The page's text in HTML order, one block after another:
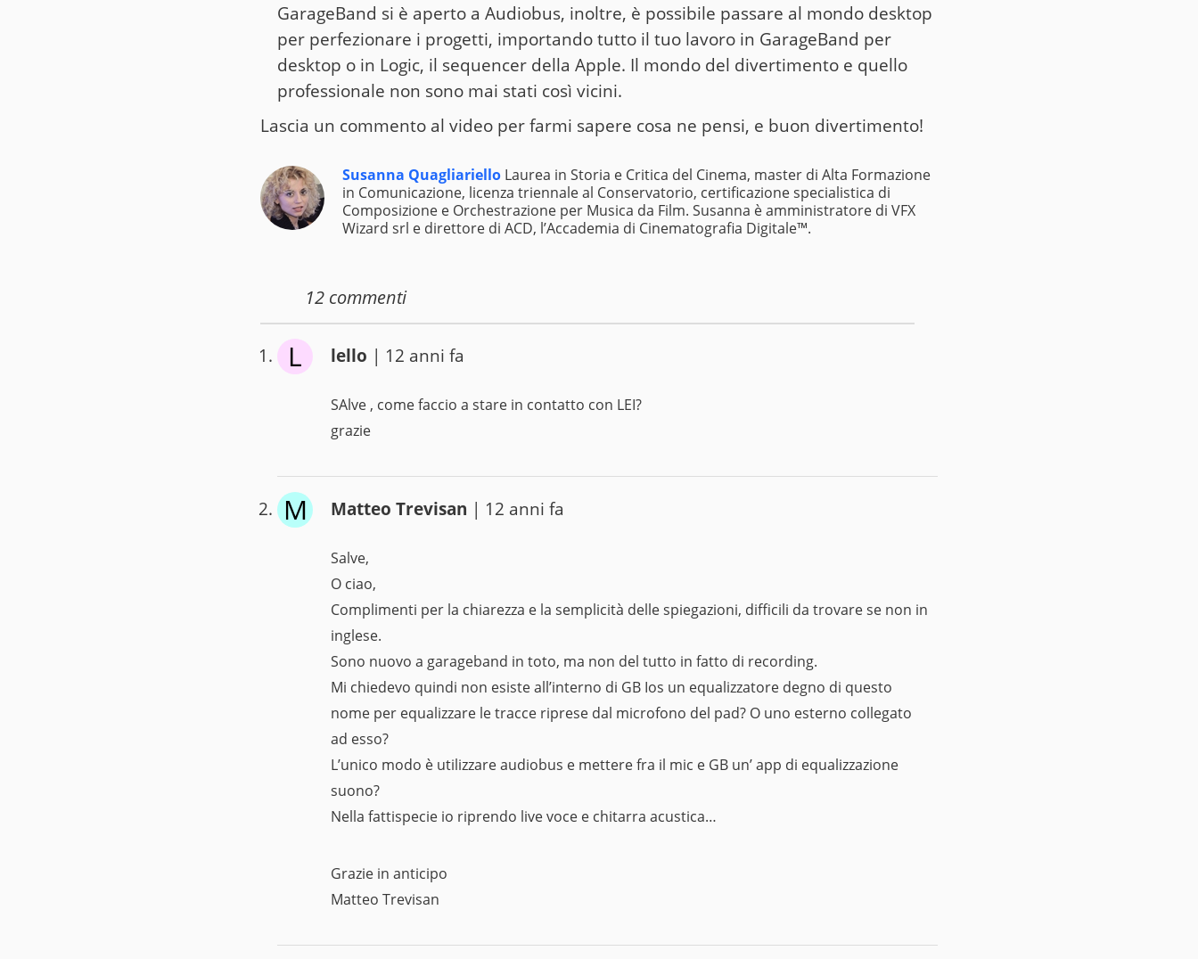
GarageBand si è aperto a Audiobus, inoltre, è possibile passare al mondo desktop
per perfezionare i progetti, importando tutto il tuo lavoro in GarageBand per
desktop o in Logic, il sequencer della Apple. Il mondo del divertimento e quello
professionale non sono mai stati così vicini.
Lascia un commento al video per farmi sapere cosa ne pensi, e buon divertimento!
Susanna Quagliariello Laurea in Storia e Critica del Cinema, master di Alta Formazione
in Comunicazione, licenza triennale al Conservatorio, certificazione specialistica di
Composizione e Orchestrazione per Musica da Film. Susanna è amministratore di VFX
Wizard srl e direttore di ACD, l’Accademia di Cinematografia Digitale™.
12 commenti
L lello | 12 anni fa
SAlve , come faccio a stare in contatto con LEI?
grazie
M Matteo Trevisan | 12 anni fa
Salve,
O ciao,
Complimenti per la chiarezza e la semplicità delle spiegazioni, difficili da trovare se non in
inglese.
Sono nuovo a garageband in toto, ma non del tutto in fatto di recording.
Mi chiedevo quindi non esiste all’interno di GB Ios un equalizzatore degno di questo
nome per equalizzare le tracce riprese dal microfono del pad? O uno esterno collegato
ad esso?
L’unico modo è utilizzare audiobus e mettere fra il mic e GB un’ app di equalizzazione
suono?
Nella fattispecie io riprendo live voce e chitarra acustica…
Grazie in anticipo
Matteo Trevisan